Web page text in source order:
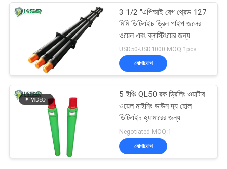
3 1/2 "এপিআই রেগ থ্রেড 127
মিমি ডিটিএইচ ড্রিল পাইপ জলের
ওয়েল এবং ব্লাস্টিংয়ের জন্য
USD50-USD1000 MOQ:1pcs
যোগাযোগ
5 ইঞ্চি QL50 রক ড্রিলিং ওয়াটার
ওয়েল মাইনিং ডাউন দ্য হোল
ডিটিএইচ হ্যামারের জন্য
Negotiated MOQ:1
যোগাযোগ